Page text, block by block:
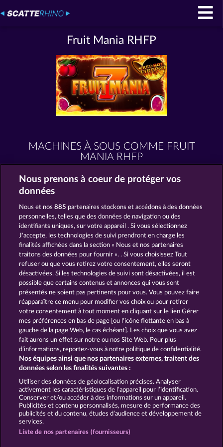
Fruit Mania RHFP
MACHINES À SOUS COMME FRUIT
MANIA RHFP
Fruits & Wilds 2 Royal Seven Ultra
Total Eclipse Maaax Diamonds
CGU Charte de confidentialité
Mentions légales Société
Envoyer la demande de rétractation
Nous prenons à coeur de protéger vos
données
Nous et nos885 partenaires stockons et accédons à des données
personnelles, telles que des données de navigation ou des
identifiants uniques, sur votre appareil . Si vous sélectionnez
J'accepte, les technologies de suivi prendront en charge les
finalités affichées dans la section « Nous et nos partenaires
traitons des données pour fournir ». . Si vous choisissez Tout
refuser ou que vous retirez votre consentement, elles seront
désactivées. Si les technologies de suivi sont désactivées, il est
possible que certains contenus et annonces qui vous sont
présentés ne soient pas pertinents pour vous. Vous pouvez faire
réapparaître ce menu pour modifier vos choix ou pour retirer
votre consentement à tout moment en cliquant sur le lien Gérer
mes préférences en bas de page [ou l'icône flottante en bas à
gauche de la page Web, le cas échéant]. Les choix que vous avez
fait aurons un effet sur notre ou nos Site Web. Pour plus
d’informations, reportez-vous à notre politique de confidentialité.
Nos équipes ainsi que nos partenaires externes, traitent des
données selon les finalités suivantes :
Utiliser des données de géolocalisation précises. Analyser
activement les caractéristiques de l’appareil pour l’identification.
Conserver et/ou accéder à des informations sur un appareil.
Publicités et contenu personnalisés, mesure de performance des
publicités et du contenu, études d’audience et développement de
services.
Liste de nos partenaires (fournisseurs)